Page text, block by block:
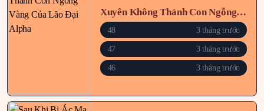
Xuyên Không Thành Con Ngỗng Vàng Của Lão Đại Alpha
48 3 tháng trước
47 3 tháng trước
46 3 tháng trước